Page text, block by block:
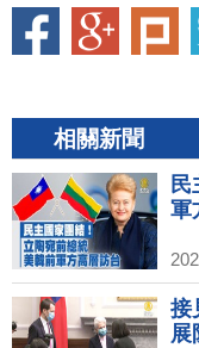
相關新聞
民
軍
接
展